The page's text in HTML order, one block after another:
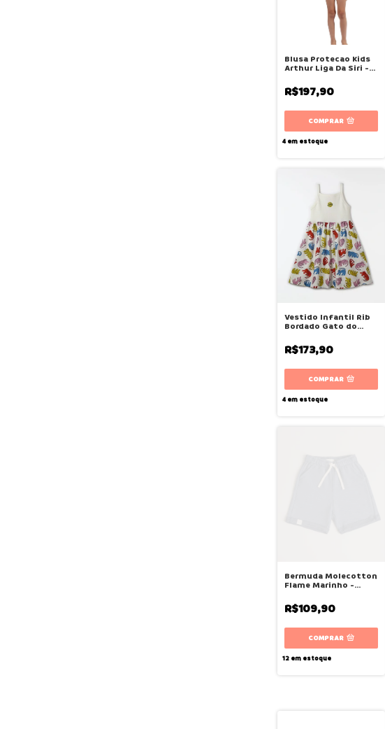
Blusa Protecao Kids
Arthur Liga Da Siri -
R$197,90
COMPRAR
4em estoque
Vestido Infantil Rib
Bordado Gato do
R$173,90
COMPRAR
4em estoque
Bermuda Molecotton
Flame Marinho -
R$109,90
COMPRAR
12em estoque